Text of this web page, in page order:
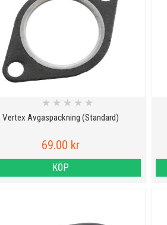
Vertex Avgaspackning (Standard)
★ ★ ★ ★ ★
69.00 kr
KÖP